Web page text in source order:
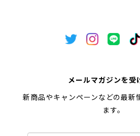
メールマガジンを受
新商品やキャンペーンなどの最新
ます。